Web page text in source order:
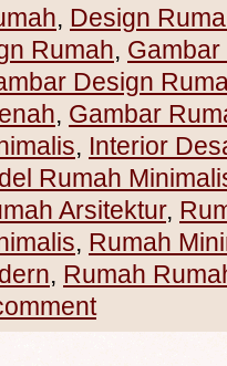
, Design
Rumah,
Design
, Gambar
, Interior
Rumah
Arsitektur,
, Rumah
, Rumah